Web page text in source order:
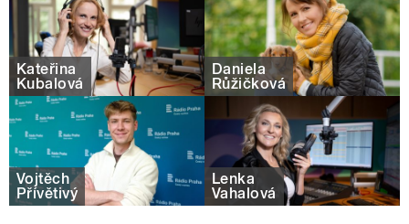
Kateřina
Kubalová
Daniela
Růžičková
Vojtěch
Přívětivý
Lenka
Vahalová